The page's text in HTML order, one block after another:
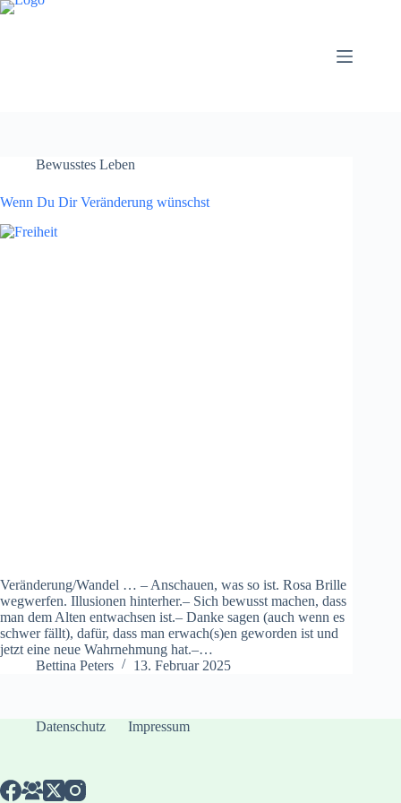
Bewusstes Leben
Wenn Du Dir Veränderung wünschst
Veränderung/Wandel … – Anschauen, was so ist. Rosa Brille
wegwerfen. Illusionen hinterher.– Sich bewusst machen, dass
man dem Alten entwachsen ist.– Danke sagen (auch wenn es
schwer fällt), dafür, dass man erwach(s)en geworden ist und
jetzt eine neue Wahrnehmung hat.–…
Bettina Peters
13. Februar 2025
Datenschutz Impressum